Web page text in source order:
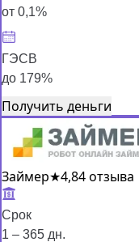
от 0,1%
ГЭСВ
до 179%
Получить деньги
Займер★4,84 отзыва
Срок
1 – 365 дн.